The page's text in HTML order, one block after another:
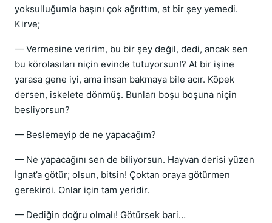
yoksulluğumla başını çok ağrıttım, at bir şey yemedi.
Kirve;
— Vermesine veririm, bu bir şey değil, dedi, ancak sen
bu körolasıları niçin evinde tutuyorsun!? At bir işine
yarasa gene iyi, ama insan bakmaya bile acır. Köpek
dersen, iskelete dönmüş. Bunları boşu boşuna niçin
besliyorsun?
— Beslemeyip de ne yapacağım?
— Ne yapacağını sen de biliyorsun. Hayvan derisi yüzen
İgnat’a götür; olsun, bitsin! Çoktan oraya götürmen
gerekirdi. Onlar için tam yeridir.
— Dediğin doğru olmalı! Götürsek bari…